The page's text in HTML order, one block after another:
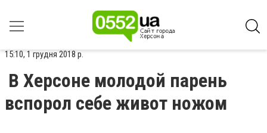
15:10, 1 грудня 2018 р.
В Херсоне молодой парень
вспорол себе живот ножом